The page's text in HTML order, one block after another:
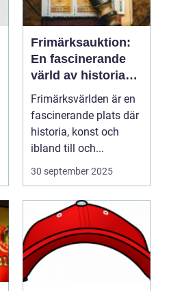
Frimärksauktion:
En fascinerande
värld av historia
och samlande
Frimärksvärlden är en
fascinerande plats där
historia, konst och
ibland till och...
30 september 2025